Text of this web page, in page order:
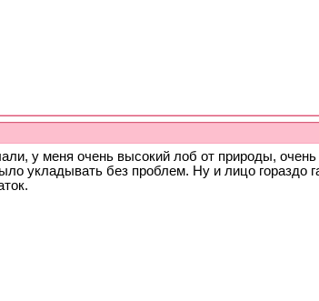
у меня очень высокий лоб от природы,
укладывать без проблем. Ну и лицо гораздо